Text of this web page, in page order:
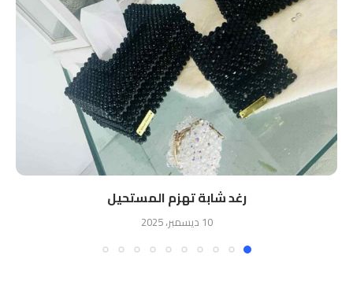
رغد شابة تهزم المستحيل
10 ديسمبر، 2025